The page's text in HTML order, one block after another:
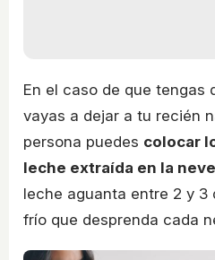
En el caso de que tengas
vayas a dejar a tu recién
persona puedes colocar
leche extraída en la
leche aguanta entre 2 y 3
frío que desprenda cada